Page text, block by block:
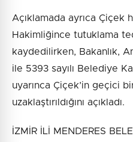
Açıklamada ayrıca Çiçek
Hakimliğince tutuklama
kaydedilirken, Bakanlık,
ile 5393 sayılı Belediye
uyarınca Çiçek’in geçici
uzaklaştırıldığını açıkladı.
İZMİR İLİ MENDERES